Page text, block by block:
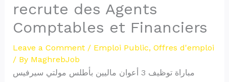
recrute des Agents
Comptables et Financiers
Leave a Comment / Emploi Public, Offres d'emploi
/ By MaghrebJob
مباراة توظيف 3 أعوان ماليين بأطلس مولتي سيرفيس